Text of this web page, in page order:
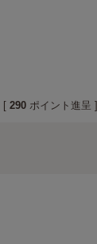
[ 290 ポイント進呈 ]